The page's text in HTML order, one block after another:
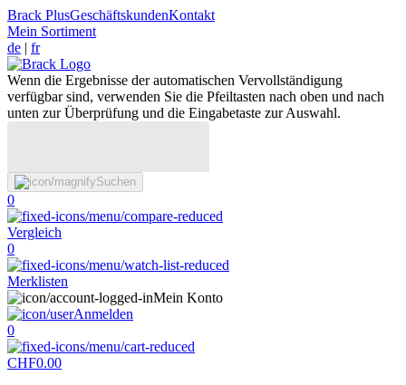
Brack PlusGeschäftskundenKontakt
Mein Sortiment
de | fr
Wenn die Ergebnisse der automatischen Vervollständigung
verfügbar sind, verwenden Sie die Pfeiltasten nach oben und nach
unten zur Überprüfung und die Eingabetaste zur Auswahl.
Suchen
0
Vergleich
0
Merklisten
Mein Konto
Anmelden
0
CHF0.00